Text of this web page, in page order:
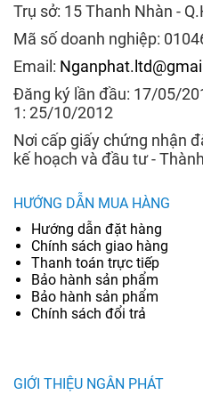
Trụ sở: 15 Thanh Nhàn -
Mã số doanh nghiệp:
Email:
Đăng ký lần đầu: 17/05/
1: 25/10/2012
Nơi cấp giấy chứng nhận
kế hoạch và đầu tư -
HƯỚNG DẪN MUA HÀNG
Hướng dẫn đặt hàng
Chính sách giao hàng
Thanh toán trực tiếp
Bảo hành sản phẩm
Bảo hành sản phẩm
Chính sách đổi trả
GIỚI THIỆU NGÂN PHÁT